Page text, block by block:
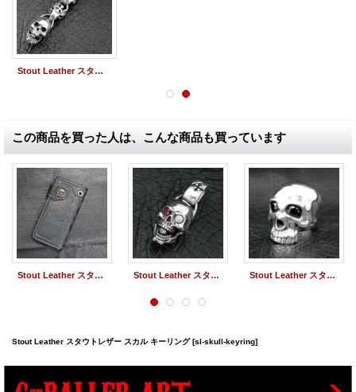
Stout Leather スタウトレザー スカル&クロス キーリング
この商品を買った人は、こんな商品も買っています
Stout Leather スタウトレザー ウォレット 8 Stout Leather スタウトレザー スカルペンダント Stout Leather スタウトレザー スカルリング
Stout Leather スタウトレザー スカル キーリング[sl-skull-keyring]